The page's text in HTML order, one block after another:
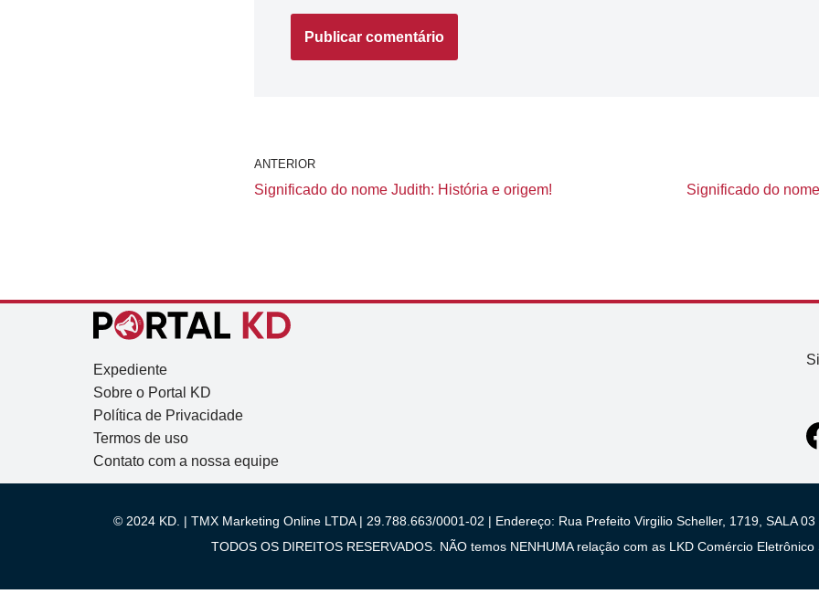
ANTERIOR
Significado do nome Judith: História e origem! Significado do
Expediente
Sobre o Portal KD
Política de Privacidade
Termos de uso
Contato com a nossa equipe
© 2024 KD. | TMX Marketing Online LTDA | 29.788.663/0001-02 | Endereço: Rua Prefeito Virgilio Scheller, 1719, SALA
TODOS OS DIREITOS RESERVADOS. NÃO temos NENHUMA relação com as LKD Comércio